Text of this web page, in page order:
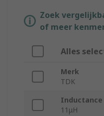
Zoek
of meer
Alles
Merk
TDK
Inductance
11μH